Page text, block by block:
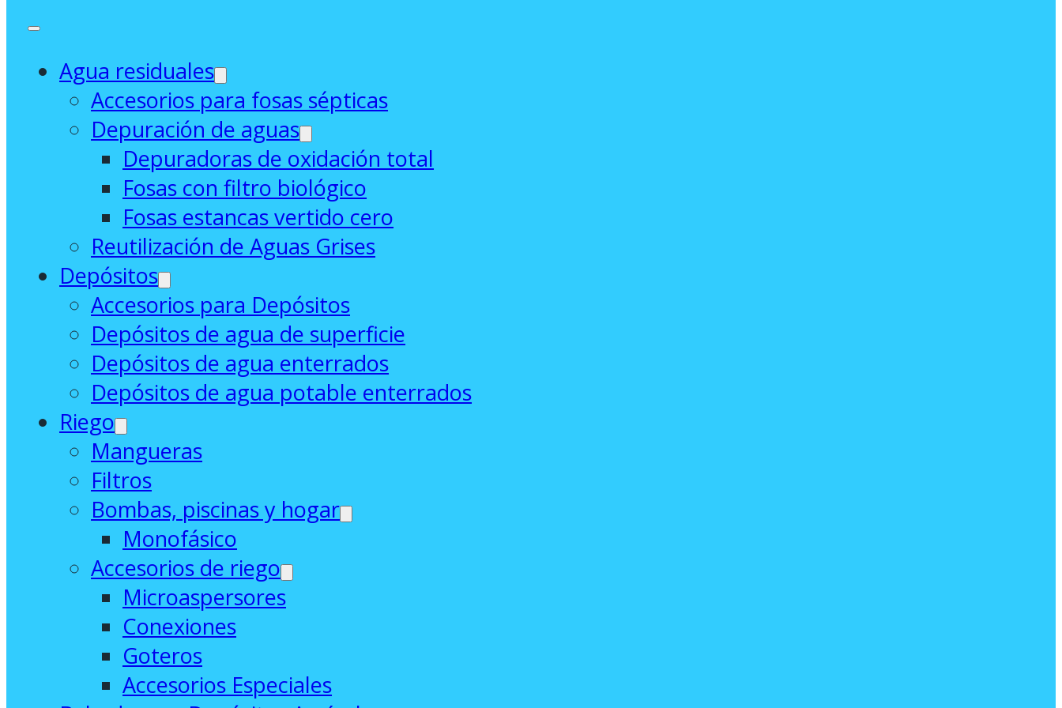
Agua residuales
Accesorios para fosas sépticas
Depuración de aguas
Depuradoras de oxidación total
Fosas con filtro biológico
Fosas estancas vertido cero
Reutilización de Aguas Grises
Depósitos
Accesorios para Depósitos
Depósitos de agua de superficie
Depósitos de agua enterrados
Depósitos de agua potable enterrados
Riego
Mangueras
Filtros
Bombas, piscinas y hogar
Monofásico
Accesorios de riego
Microaspersores
Conexiones
Goteros
Accesorios Especiales